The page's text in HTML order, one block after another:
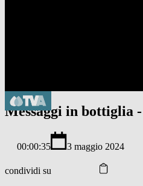
Messaggi in bottiglia
00:00:35 3 maggio 2024
condividi su